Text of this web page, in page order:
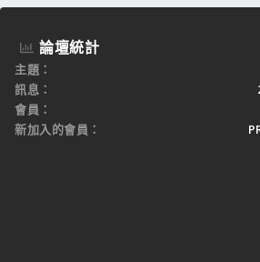
論壇統計
主題
訊息
會員
新加入的會員